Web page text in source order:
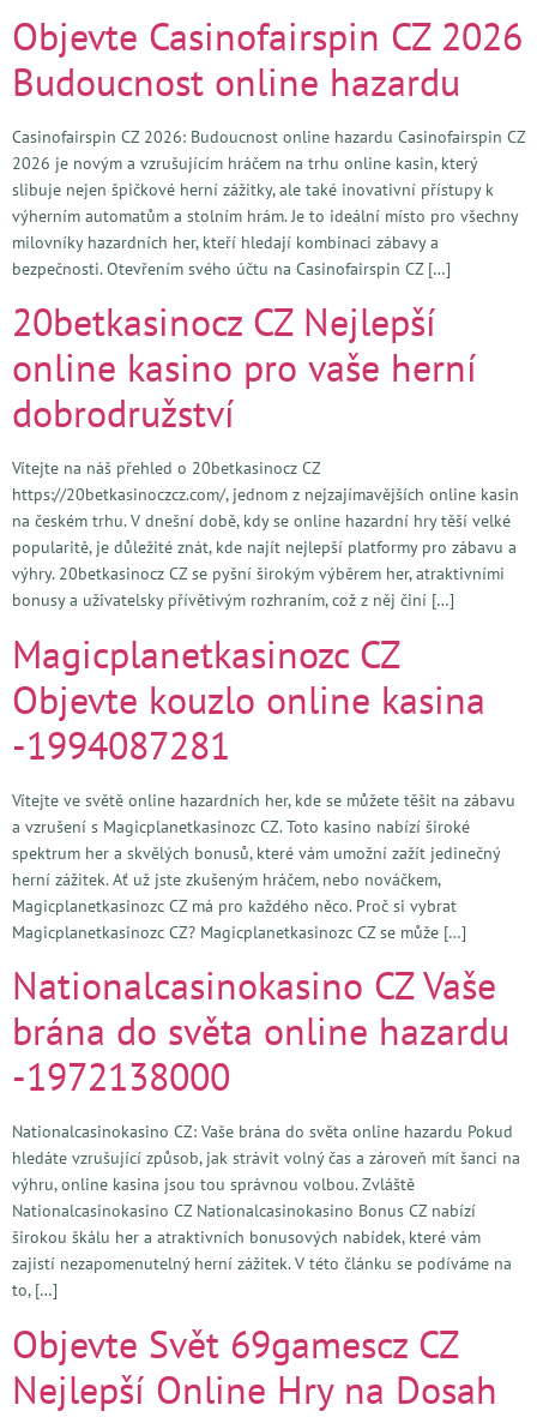
Objevte Casinofairspin CZ 2026
Budoucnost online hazardu
Casinofairspin CZ 2026: Budoucnost online hazardu Casinofairspin CZ
2026 je novým a vzrušujícím hráčem na trhu online kasin, který
slibuje nejen špičkové herní zážitky, ale také inovativní přístupy k
výherním automatům a stolním hrám. Je to ideální místo pro všechny
milovníky hazardních her, kteří hledají kombinaci zábavy a
bezpečnosti. Otevřením svého účtu na Casinofairspin CZ […]
20betkasinocz CZ Nejlepší
online kasino pro vaše herní
dobrodružství
Vítejte na náš přehled o 20betkasinocz CZ
https://20betkasinoczcz.com/, jednom z nejzajímavějších online kasin
na českém trhu. V dnešní době, kdy se online hazardní hry těší velké
popularitě, je důležité znát, kde najít nejlepší platformy pro zábavu a
výhry. 20betkasinocz CZ se pyšní širokým výběrem her, atraktivními
bonusy a uživatelsky přívětivým rozhraním, což z něj činí […]
Magicplanetkasinozc CZ
Objevte kouzlo online kasina
-1994087281
Vítejte ve světě online hazardních her, kde se můžete těšit na zábavu
a vzrušení s Magicplanetkasinozc CZ. Toto kasino nabízí široké
spektrum her a skvělých bonusů, které vám umožní zažít jedinečný
herní zážitek. Ať už jste zkušeným hráčem, nebo nováčkem,
Magicplanetkasinozc CZ má pro každého něco. Proč si vybrat
Magicplanetkasinozc CZ? Magicplanetkasinozc CZ se může […]
Nationalcasinokasino CZ Vaše
brána do světa online hazardu
-1972138000
Nationalcasinokasino CZ: Vaše brána do světa online hazardu Pokud
hledáte vzrušující způsob, jak strávit volný čas a zároveň mít šanci na
výhru, online kasina jsou tou správnou volbou. Zvláště
Nationalcasinokasino CZ Nationalcasinokasino Bonus CZ nabízí
širokou škálu her a atraktivních bonusových nabídek, které vám
zajistí nezapomenutelný herní zážitek. V této článku se podíváme na
to, […]
Objevte Svět 69gamescz CZ
Nejlepší Online Hry na Dosah